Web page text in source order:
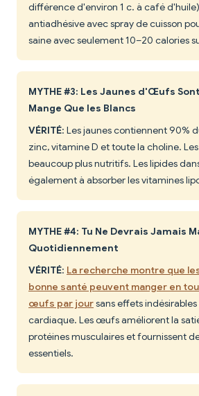
différence d'environ 1 c. à café
antiadhésive avec spray de cuisson
saine avec seulement 10–20 calories
MYTHE #3: Les Jaunes d'Œufs
Mange Que les Blancs
VÉRITÉ: Les jaunes contiennent 90%
zinc, vitamine D et toute la choline.
beaucoup plus nutritifs. Les lipides
également à absorber les vitamines
MYTHE #4: Tu Ne Devrais Jamais
Quotidiennement
VÉRITÉ: La recherche montre que
bonne santé peuvent manger en
œufs par joursans effets
cardiaque. Les œufs améliorent la
protéines musculaires et fournissent
essentiels.